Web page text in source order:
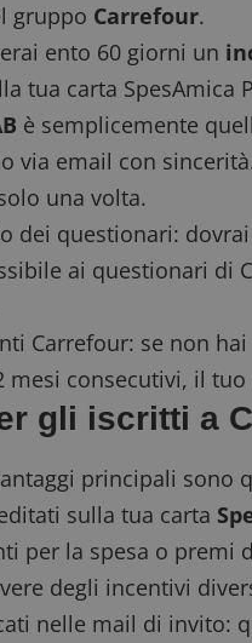
gruppo Carrefour.
ento 60 giorni un
tua carta SpesAmica
è semplicemente
via email con
una volta.
dei questionari:
ai questionari di
Carrefour: se non
consecutivi, il tuo
gli iscritti a
principali sono
sulla tua carta
per la spesa o premi
degli incentivi
nelle mail di invito: